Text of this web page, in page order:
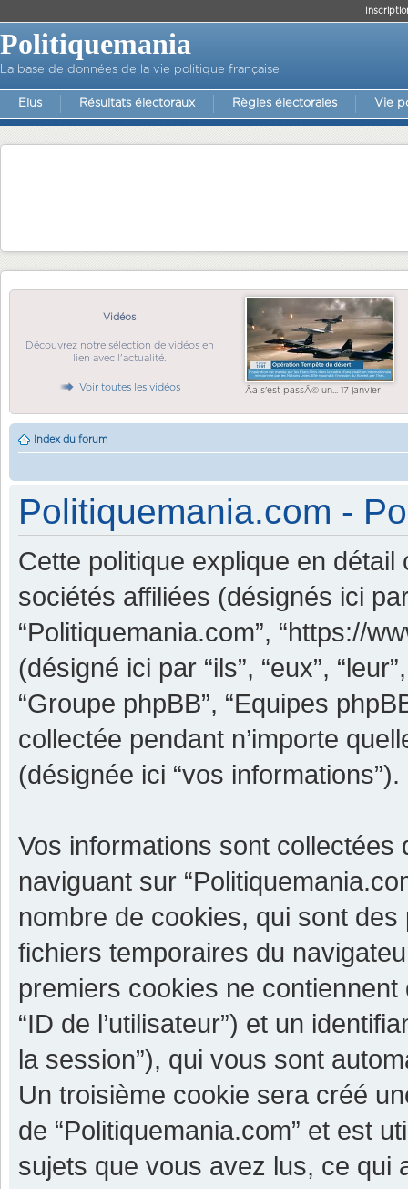
Politiquemania
La base de données de la vie politique française
Elus Résultats électoraux Règles électorales Vie
Vidéos
Découvrez notre sélection de vidéos en
lien avec l'actualité.
Voir toutes les vidéos Ãa s'est passÃ© un... 17 janvier
Index du forum
Politiquemania.com -
Cette politique explique en détail
sociétés affiliées (désignés ici par
“Politiquemania.com”, “https://
(désigné ici par “ils”, “eux”,
“Groupe phpBB”, “Equipes
collectée pendant n’importe
(désignée ici “vos informations”).
Vos informations sont
naviguant sur
nombre de cookies, qui sont
fichiers temporaires du
premiers cookies ne contiennent
“ID de l’utilisateur”) et un
la session”), qui vous sont
Un troisième cookie sera créé
de “Politiquemania.com” et est
sujets que vous avez lus, ce qui